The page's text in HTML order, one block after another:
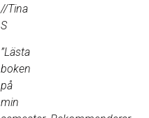
//Tina
S
”Lästa
boken
på
min